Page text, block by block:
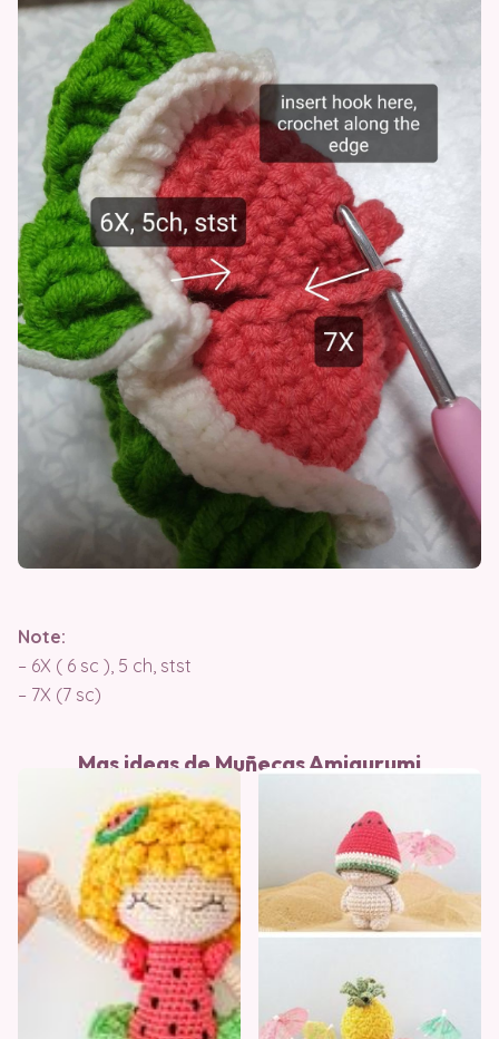
Note:
– 6X ( 6 sc ), 5 ch, stst
– 7X (7 sc)
Mas ideas de Muñecas Amigurumi